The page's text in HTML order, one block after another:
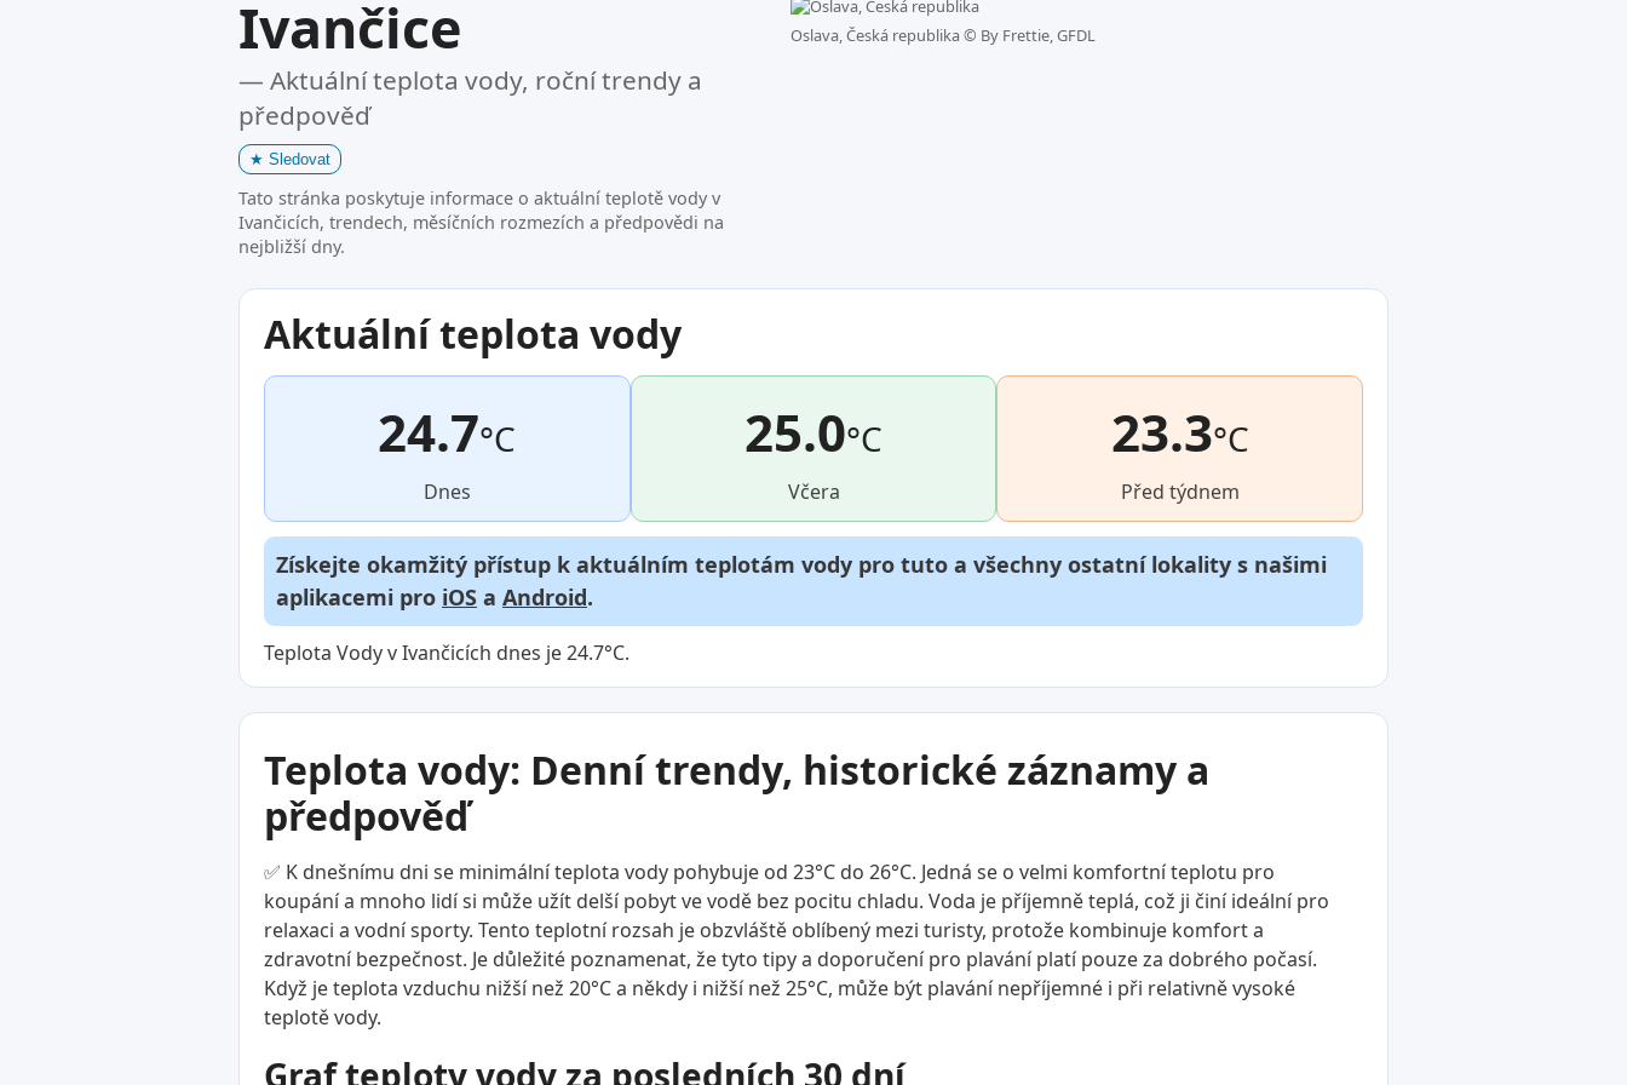
Ivančice
— Aktuální teplota vody, roční trendy a
předpověď
★ Sledovat
Tato stránka poskytuje informace o aktuální teplotě vody v
Ivančicích, trendech, měsíčních rozmezích a předpovědi na
nejbližší dny.
Oslava, Česká republika © By Frettie, GFDL
Aktuální teplota vody
24.7°C
Dnes
25.0°C
Včera
23.3°C
Před týdnem
Získejte okamžitý přístup k aktuálním teplotám vody pro tuto a všechny ostatní lokality s našimi
aplikacemi pro iOS a Android.
Teplota Vody v Ivančicích dnes je 24.7°C.
Teplota vody: Denní trendy, historické záznamy a
předpověď
✅ K dnešnímu dni se minimální teplota vody pohybuje od 23°C do 26°C. Jedná se o velmi komfortní teplotu pro
koupání a mnoho lidí si může užít delší pobyt ve vodě bez pocitu chladu. Voda je příjemně teplá, což ji činí ideální pro
relaxaci a vodní sporty. Tento teplotní rozsah je obzvláště oblíbený mezi turisty, protože kombinuje komfort a
zdravotní bezpečnost. Je důležité poznamenat, že tyto tipy a doporučení pro plavání platí pouze za dobrého počasí.
Když je teplota vzduchu nižší než 20°C a někdy i nižší než 25°C, může být plavání nepříjemné i při relativně vysoké
teplotě vody.
Graf teploty vody za posledních 30 dní